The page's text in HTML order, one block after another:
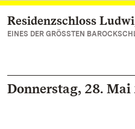
Zum Hauptinhalt
Residenzschloss
EINES DER GRÖSSTEN
Donnerstag, 28. Mai